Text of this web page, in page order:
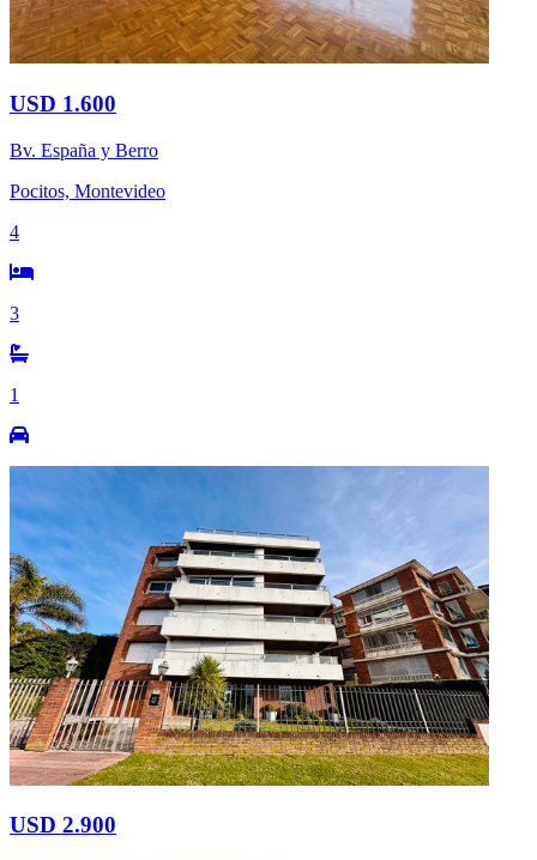
USD 1.600
Bv. España y Berro
Pocitos, Montevideo
4
3
1
USD 2.900